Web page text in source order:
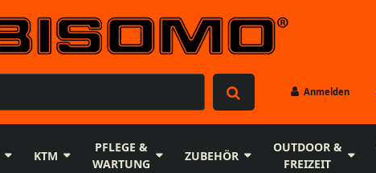
Anmelden
KTM
PFLEGE &
WARTUNG
ZUBEHÖR
OUTDOOR &
FREIZEIT